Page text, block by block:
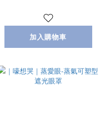
加入購物車